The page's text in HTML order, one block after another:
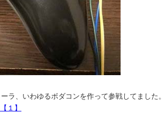
ラ、いわゆるボダコンを作って参戦してました。
１】